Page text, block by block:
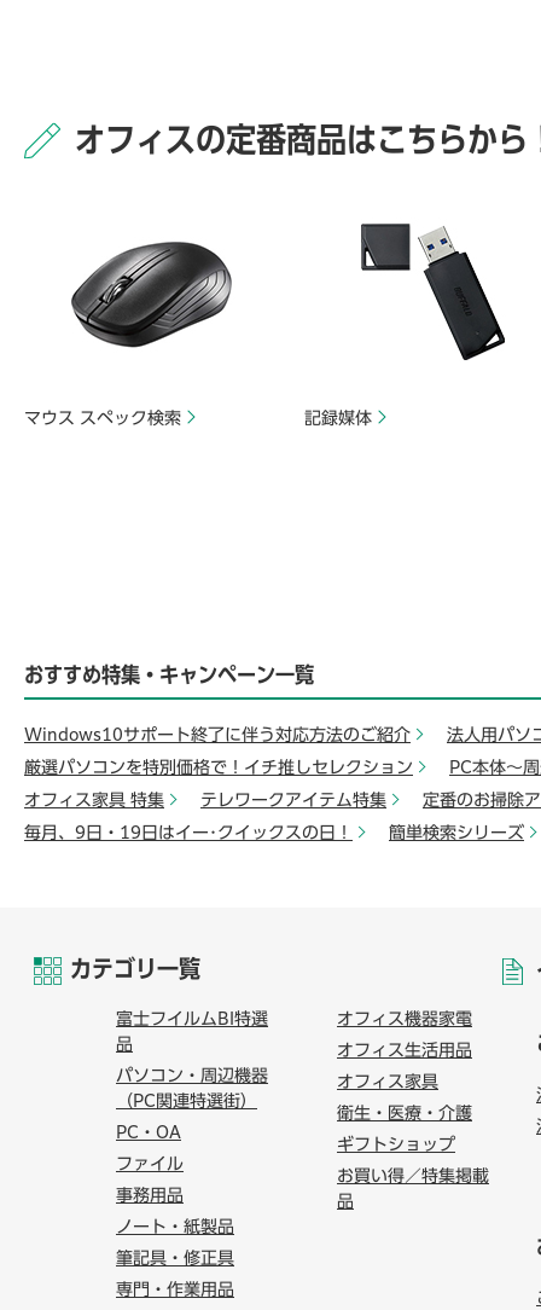
オフィスの定番商品はこちらから
マウス スペック検索 記録媒体
おすすめ特集・キャンペーン一覧
Windows10サポート終了に伴う対応方法のご紹介
法人用パソ
厳選パソコンを特別価格で！イチ推しセレクション
PC本体～
オフィス家具 特集
テレワークアイテム特集
定番のお掃除
毎月、9日・19日はイー･クイックスの日！
簡単検索シリーズ
カテゴリ一覧
富士フイルムBI特選
品
パソコン・周辺機器
（PC関連特選街）
PC・OA
ファイル
事務用品
ノート・紙製品
筆記具・修正具
専門・作業用品
オフィス機器家電
オフィス生活用品
オフィス家具
衛生・医療・介護
ギフトショップ
お買い得／特集掲載
品